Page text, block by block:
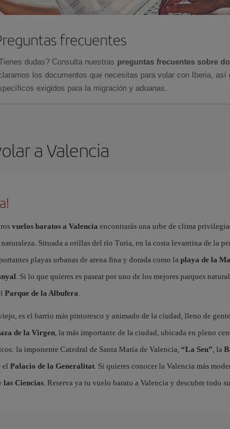
frecuentes
dudas? Consulta nuestras preguntas frecuentes sobre
los documentos que necesitas para volar con Iberia, así
exigidos para la migración y aduanas.
a Valencia
vuelos baratos a Valencia encontrarás una urbe de clima
Situada a orillas del río Turia, en la costa levantina de la
playas urbanas de arena fina y dorada como laplaya de la
. Si lo que quieres es pasear por uno de los mejores parques
Parque de la Albufera.
es el barrio más pintoresco y animado de la ciudad, lleno de
de la Virgen, la más importante de la ciudad, ubicada en pleno
la imponente Catedral de Santa María de Valencia, “La Seu”, la
Palacio de la Generalitat. Si quieres conocer la Valencia más
las Ciencias. Reserva ya tu vuelo barato a Valencia y descubre todo